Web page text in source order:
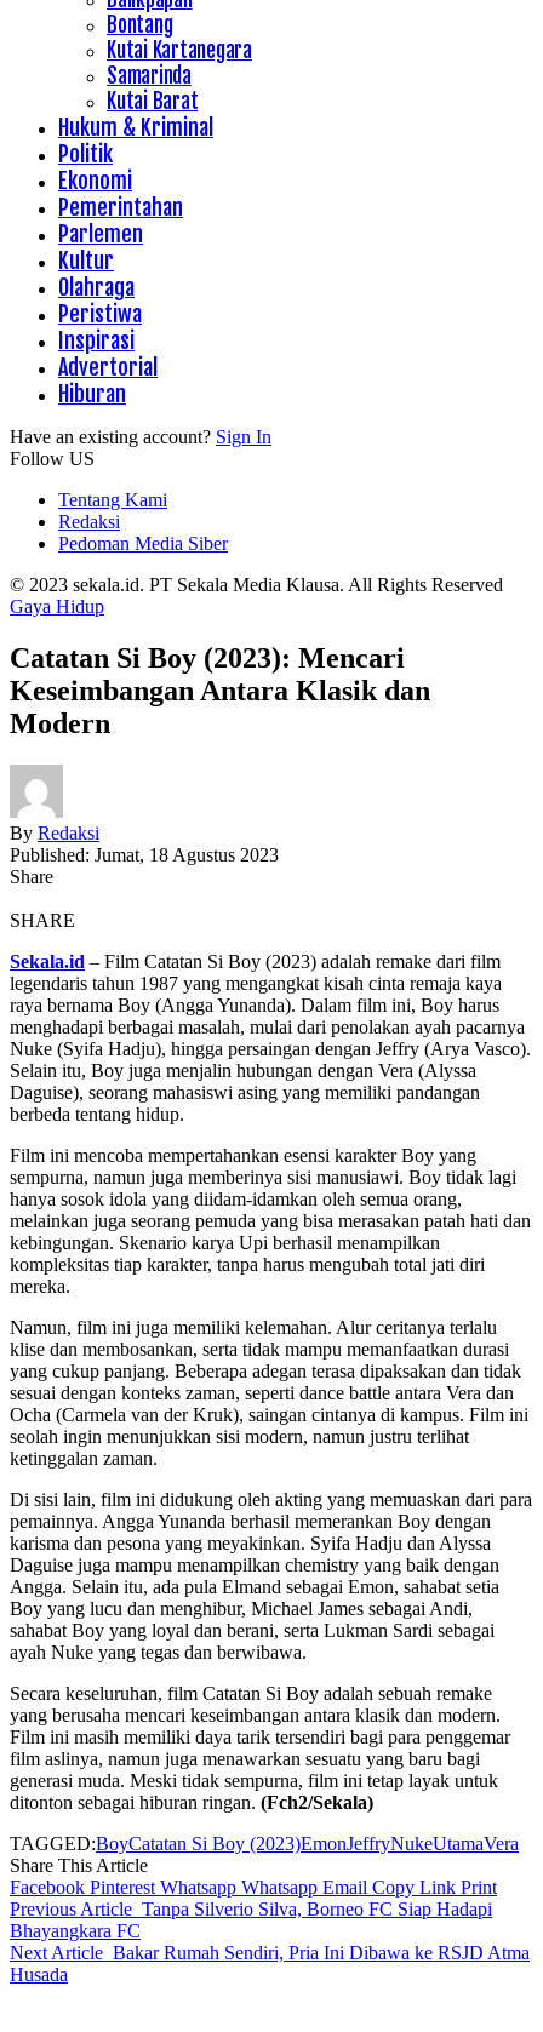
Bontang
Kutai Kartanegara
Samarinda
Kutai Barat
Hukum & Kriminal
Politik
Ekonomi
Pemerintahan
Parlemen
Kultur
Olahraga
Peristiwa
Inspirasi
Advertorial
Hiburan
Have an existing account? Sign In
Follow US
Tentang Kami
Redaksi
Pedoman Media Siber
© 2023 sekala.id. PT Sekala Media Klausa. All Rights Reserved
Gaya Hidup
Catatan Si Boy (2023): Mencari
Keseimbangan Antara Klasik dan
Modern
By Redaksi
Published: Jumat, 18 Agustus 2023
Share
SHARE
Sekala.id – Film Catatan Si Boy (2023) adalah remake dari film
legendaris tahun 1987 yang mengangkat kisah cinta remaja kaya
raya bernama Boy (Angga Yunanda). Dalam film ini, Boy harus
menghadapi berbagai masalah, mulai dari penolakan ayah pacarnya
Nuke (Syifa Hadju), hingga persaingan dengan Jeffry (Arya Vasco).
Selain itu, Boy juga menjalin hubungan dengan Vera (Alyssa
Daguise), seorang mahasiswi asing yang memiliki pandangan
berbeda tentang hidup.
Film ini mencoba mempertahankan esensi karakter Boy yang
sempurna, namun juga memberinya sisi manusiawi. Boy tidak lagi
hanya sosok idola yang diidam-idamkan oleh semua orang,
melainkan juga seorang pemuda yang bisa merasakan patah hati dan
kebingungan. Skenario karya Upi berhasil menampilkan
kompleksitas tiap karakter, tanpa harus mengubah total jati diri
mereka.
Namun, film ini juga memiliki kelemahan. Alur ceritanya terlalu
klise dan membosankan, serta tidak mampu memanfaatkan durasi
yang cukup panjang. Beberapa adegan terasa dipaksakan dan tidak
sesuai dengan konteks zaman, seperti dance battle antara Vera dan
Ocha (Carmela van der Kruk), saingan cintanya di kampus. Film ini
seolah ingin menunjukkan sisi modern, namun justru terlihat
ketinggalan zaman.
Di sisi lain, film ini didukung oleh akting yang memuaskan dari para
pemainnya. Angga Yunanda berhasil memerankan Boy dengan
karisma dan pesona yang meyakinkan. Syifa Hadju dan Alyssa
Daguise juga mampu menampilkan chemistry yang baik dengan
Angga. Selain itu, ada pula Elmand sebagai Emon, sahabat setia
Boy yang lucu dan menghibur, Michael James sebagai Andi,
sahabat Boy yang loyal dan berani, serta Lukman Sardi sebagai
ayah Nuke yang tegas dan berwibawa.
Secara keseluruhan, film Catatan Si Boy adalah sebuah remake
yang berusaha mencari keseimbangan antara klasik dan modern.
Film ini masih memiliki daya tarik tersendiri bagi para penggemar
film aslinya, namun juga menawarkan sesuatu yang baru bagi
generasi muda. Meski tidak sempurna, film ini tetap layak untuk
ditonton sebagai hiburan ringan. (Fch2/Sekala)
TAGGED:BoyCatatan Si Boy (2023)EmonJeffryNukeUtamaVera
Share This Article
Facebook Pinterest Whatsapp Whatsapp Email Copy Link Print
Previous Article Tanpa Silverio Silva, Borneo FC Siap Hadapi
Bhayangkara FC
Next Article Bakar Rumah Sendiri, Pria Ini Dibawa ke RSJD Atma
Husada